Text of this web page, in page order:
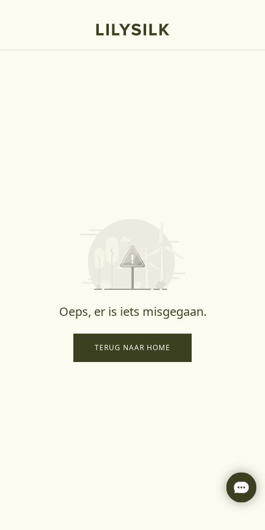
Oeps, er is iets misgegaan.
TERUG NAAR HOME